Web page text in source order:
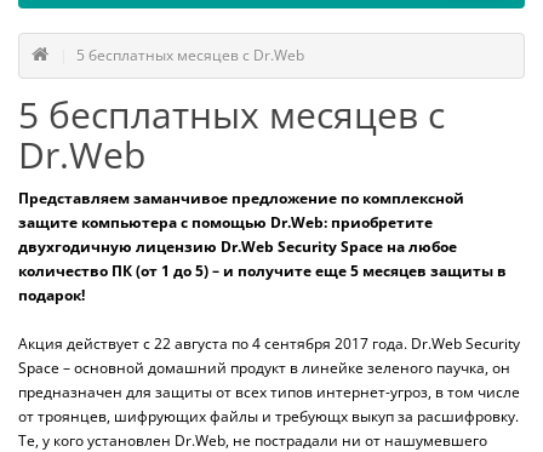
5 бесплатных месяцев с Dr.Web
5 бесплатных месяцев с
Dr.Web
Представляем заманчивое предложение по комплексной
защите компьютера с помощью Dr.Web: приобретите
двухгодичную лицензию Dr.Web Security Space на любое
количество ПК (от 1 до 5) – и получите еще 5 месяцев защиты в
подарок!
Акция действует с 22 августа по 4 сентября 2017 года. Dr.Web Security
Space – основной домашний продукт в линейке зеленого паучка, он
предназначен для защиты от всех типов интернет-угроз, в том числе
от троянцев, шифрующих файлы и требующх выкуп за расшифровку.
Те, у кого установлен Dr.Web, не пострадали ни от нашумевшего